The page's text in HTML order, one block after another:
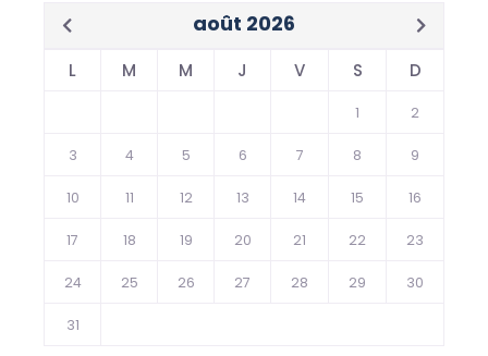
août 2026
L M M J V S D
1 2
3 4 5 6 7 8 9
10 11 12 13 14 15 16
17 18 19 20 21 22 23
24 25 26 27 28 29 30
31